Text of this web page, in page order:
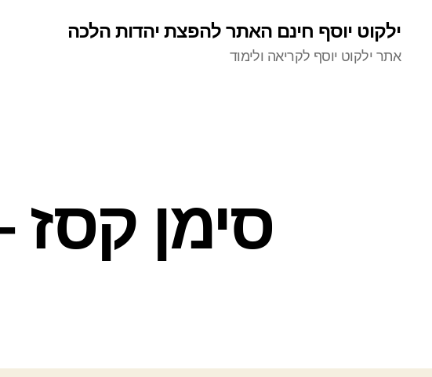
ילקוט יוסף חינם האתר להפצת יהדות הלכה
אתר ילקוט יוסף לקריאה ולימוד
סימן קסז